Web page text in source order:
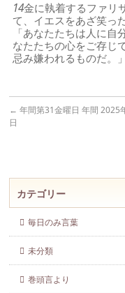
14金に執着するファリ
て、イエスをあざ笑った
「あなたたちは人に
なたたちの心をご存じ
忌み嫌われるものだ。」
← 年間第31金曜日 年間 2025
日
カテゴリー
毎日のみ言葉
未分類
巻頭言より